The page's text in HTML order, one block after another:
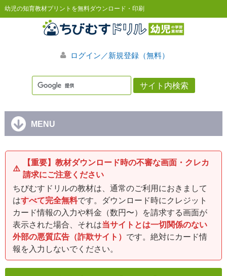
幼児の知育教材プリントを無料ダウンロード・印刷
ログイン／新規登録（無料）
MENU
⚠️
【重要】教材ダウンロード時の不審な画面・クレカ
請求にご注意ください
ちびむすドリルの教材は、通常のご利用におきまして
はすべて完全無料です。ダウンロード時にクレジット
カード情報の入力や料金（数円〜）を請求する画面が
表示された場合、それは当サイトとは一切関係のない
外部の悪質広告（詐欺サイト） です。絶対にカード情
報を入力しないでください。